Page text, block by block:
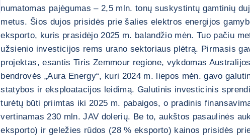
numatomas pajėgumas – 2,5 mln. tonų suskystintų gamtinių
metus. Šios dujos prisidės prie šalies elektros energijos
eksporto, kuris prasidėjo 2025 m. balandžio mėn. Tuo pačiu
užsienio investicijos rems urano sektoriaus plėtrą. Pirmasis
projektas, esantis Tiris Zemmour regione, vykdomas Australijos
bendrovės „Aura Energy“, kuri 2024 m. liepos mėn. gavo
statybos ir eksploatacijos leidimą. Galutinis investicinis
turėtų būti priimtas iki 2025 m. pabaigos, o pradinis
vertinamas 230 mln. JAV dolerių. Be to, aukštos pasaulinės
eksporto) ir geležies rūdos (28 % eksporto) kainos prisidės